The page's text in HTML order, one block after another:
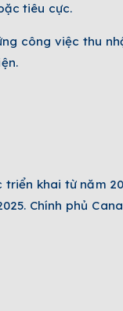
tiêu cực.
công việc thu
khai từ năm
Chính phủ